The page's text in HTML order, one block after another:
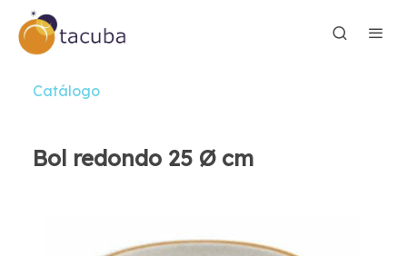
Catálogo
Bol redondo 25 Ø cm